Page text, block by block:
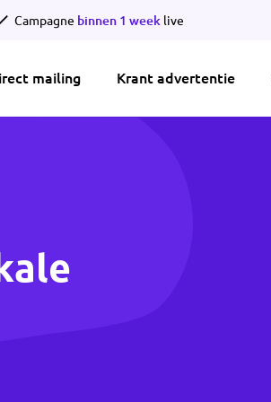
Campagne binnen 1 week live
mailing Krant advertentie